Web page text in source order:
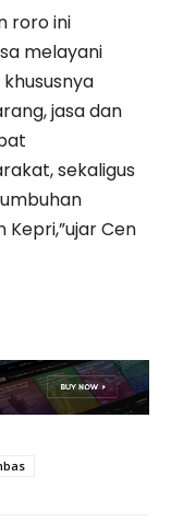
roro ini
melayani
jasa dan
sekaligus
Cen